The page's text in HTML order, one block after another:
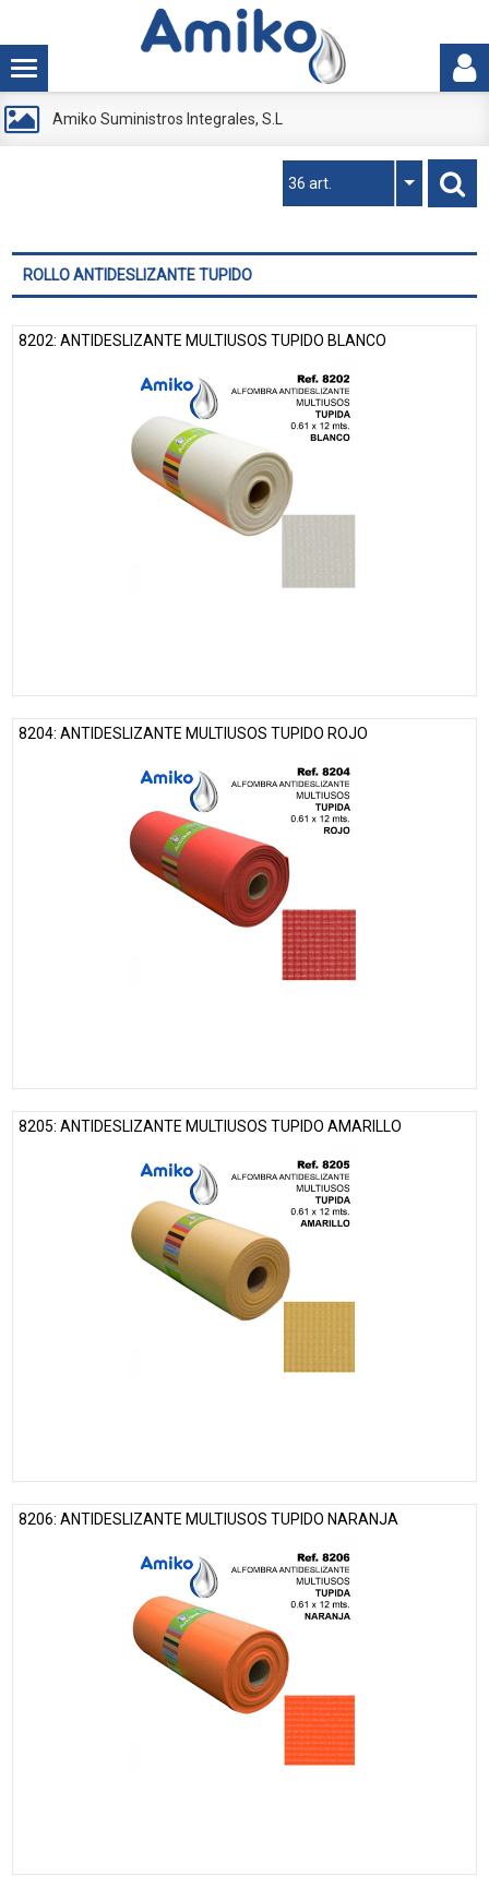
Amiko Suministros Integrales, S.L
36 art.
ROLLO ANTIDESLIZANTE TUPIDO
8202: ANTIDESLIZANTE MULTIUSOS TUPIDO BLANCO
8204: ANTIDESLIZANTE MULTIUSOS TUPIDO ROJO
8205: ANTIDESLIZANTE MULTIUSOS TUPIDO AMARILLO
8206: ANTIDESLIZANTE MULTIUSOS TUPIDO NARANJA